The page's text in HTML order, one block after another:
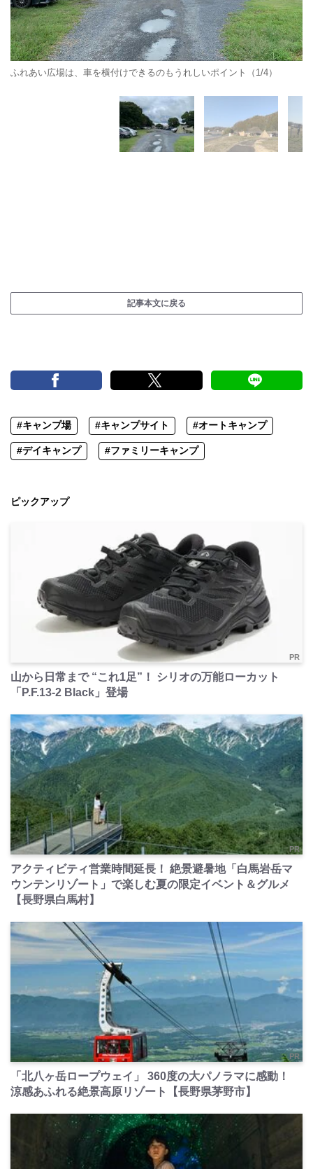
ふれあい広場は、車を横付けできるのもうれしいポイント（1/4）
記事本文に戻る
#キャンプ場 #キャンプサイト #オートキャンプ
#デイキャンプ #ファミリーキャンプ
ピックアップ
PR
山から日常まで “これ1足”！ シリオの万能ローカット
「P.F.13-2 Black」登場
PR
アクティビティ営業時間延長！ 絶景避暑地「白馬岩岳マ
ウンテンリゾート」で楽しむ夏の限定イベント＆グルメ
【長野県白馬村】
PR
「北八ヶ岳ロープウェイ」 360度の大パノラマに感動！
涼感あふれる絶景高原リゾート【長野県茅野市】